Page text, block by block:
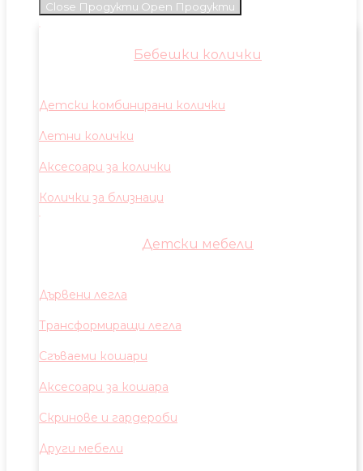
Close Продукти Open Продукти
Бебешки колички
Детски комбинирани колички
Летни колички
Аксесоари за колички
Колички за близнаци
Детски мебели
Дървени легла
Трансформиращи легла
Сгъваеми кошари
Аксесоари за кошара
Скринове и гардероби
Други мебели